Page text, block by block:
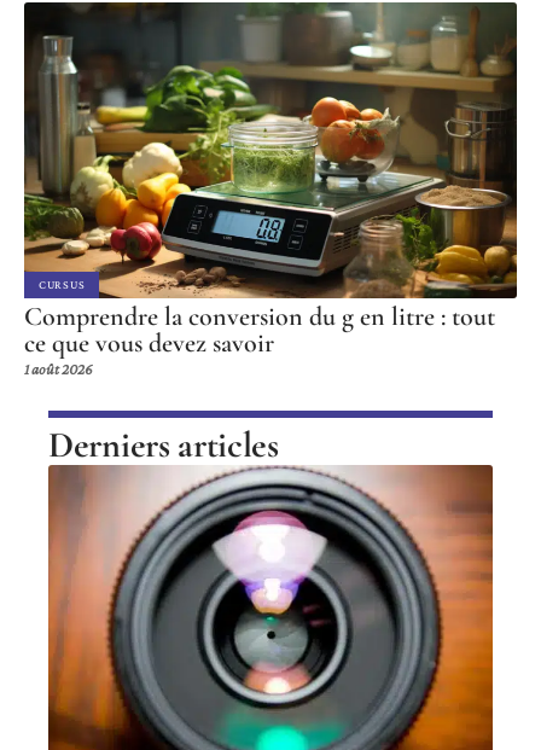
CURSUS
Comprendre la conversion du g en litre : tout
ce que vous devez savoir
1 août 2026
Derniers articles